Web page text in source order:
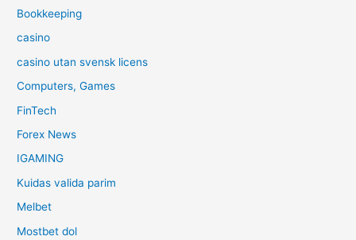
Bookkeeping
casino
casino utan svensk licens
Computers, Games
FinTech
Forex News
IGAMING
Kuidas valida parim
Melbet
Mostbet dol